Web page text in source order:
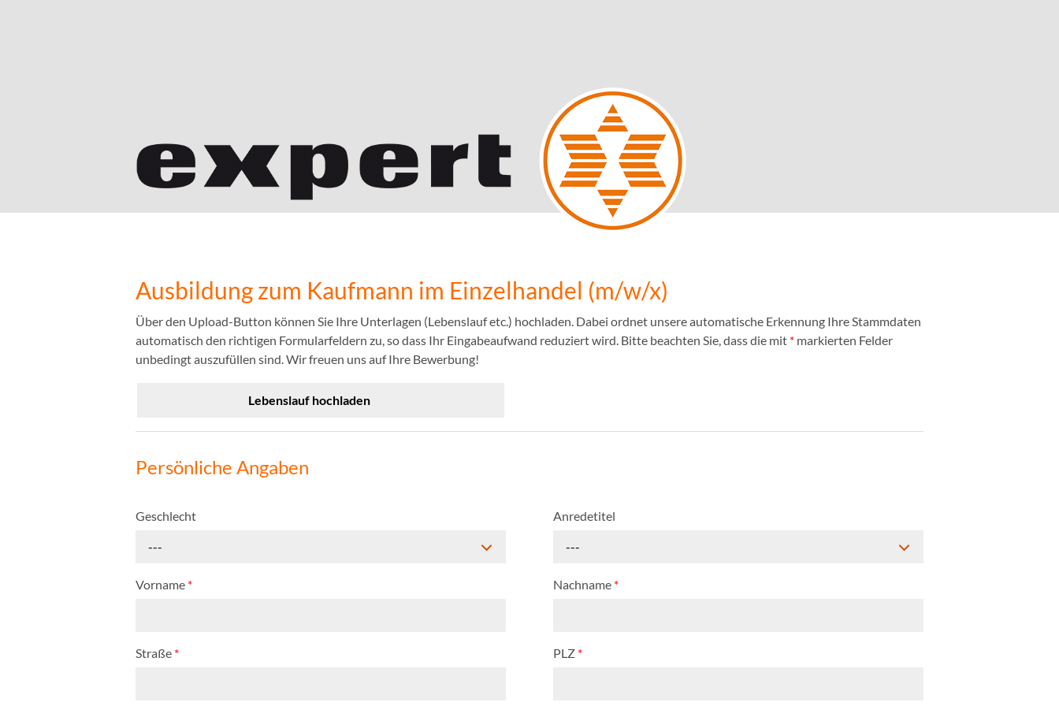
Ausbildung zum Kaufmann im Einzelhandel (m/w/x)
Über den Upload-Button können Sie Ihre Unterlagen (Lebenslauf etc.) hochladen. Dabei ordnet unsere automatische Erkennung Ihre Stammdaten
automatisch den richtigen Formularfeldern zu, so dass Ihr Eingabeaufwand reduziert wird. Bitte beachten Sie, dass die mit * markierten Felder
unbedingt auszufüllen sind. Wir freuen uns auf Ihre Bewerbung!
Lebenslauf hochladen
Persönliche Angaben
Geschlecht
---
Anredetitel
---
Vorname * Nachname *
Straße * PLZ *